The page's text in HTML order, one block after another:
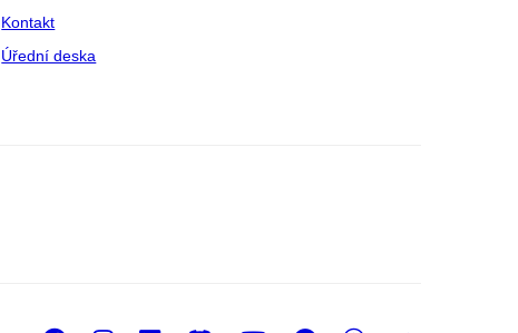
Kontakt
Úřední deska